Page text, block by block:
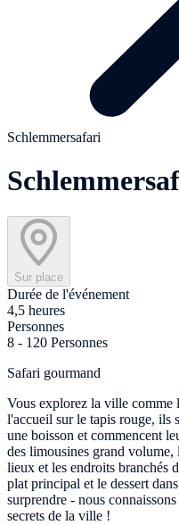
Schlemmersafari
Sur place
Durée de l'événement
4,5 heures
Personnes
8 - 120 Personnes
Safari gourmand
Vous explorez la ville comme
l'accueil sur le tapis rouge, ils
une boisson et commencent
des limousines grand
lieux et les endroits branchés
plat principal et le dessert
surprendre - nous
secrets de la ville !